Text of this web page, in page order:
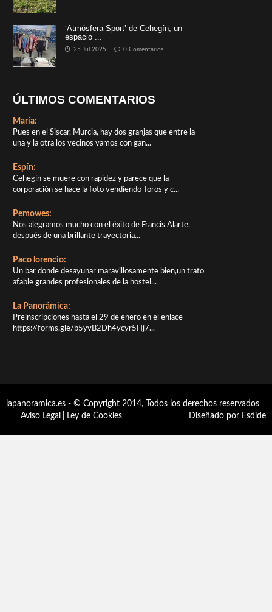
‘Atmósfera Sport’ de Cehegín, un
espacio ...
25 Jul 2025 0 Comentarios
ÚLTIMOS COMENTARIOS
María:
Pues en el Siscar, Murcia, hay dos granjas que entre la
una y la otra los vecinos vamos con gan...
Espín:
Cehegín se muere con rapidez y parece que la
corporación se hace la foto vendiendo Toros y c...
Pemowes:
Nos alegramos mucho con el éxito de Francis Alarte,
después de una brillante trayectoria...
Paco lorencio:
Un bar donde desayunar maravillosamente bien,un trato
afable grandes profesionales de la hostel...
La Panorámica:
Preinscripciones hasta el 29 de enero en el enlace
https://forms.gle/b5yvB2Dh4ycyr5Hj7...
lapanoramica.es - © Copyright 2014, Todos los derechos reservados
Aviso Legal
Ley de Cookies Diseñado por Esdide